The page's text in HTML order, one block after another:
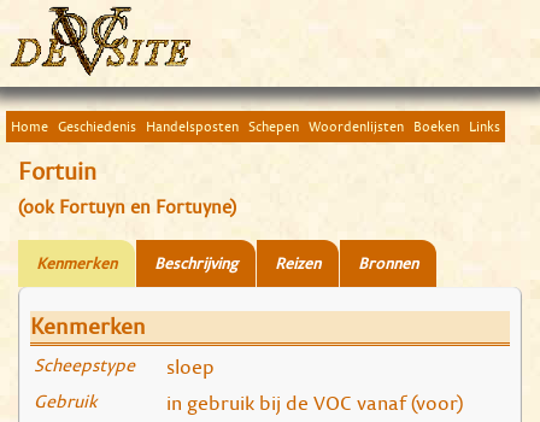
Home Geschiedenis Handelsposten Schepen Woordenlijsten Boeken Links
Fortuin
(ook Fortuyn en Fortuyne)
Kenmerken Beschrijving Reizen Bronnen
Kenmerken
Scheepstype sloep
Gebruik
in gebruik bij de VOC vanaf (voor)